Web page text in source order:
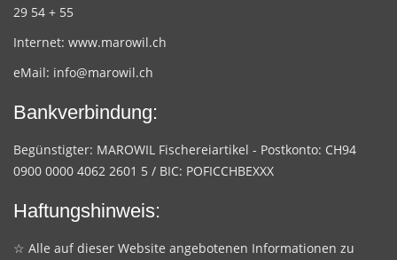
29 54 + 55
Internet: www.marowil.ch
eMail: info@marowil.ch
Bankverbindung:
Begünstigter: MAROWIL Fischereiartikel - Postkonto: CH94
0900 0000 4062 2601 5 / BIC: POFICCHBEXXX
Haftungshinweis:
☆ Alle auf dieser Website angebotenen Informationen zu